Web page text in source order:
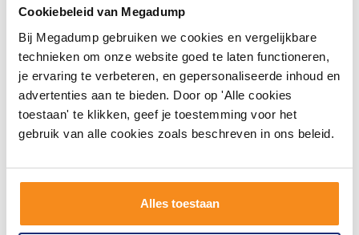
Cookiebeleid van Megadump
Bij Megadump gebruiken we cookies en vergelijkbare
technieken om onze website goed te laten functioneren,
je ervaring te verbeteren, en gepersonaliseerde inhoud en
advertenties aan te bieden. Door op 'Alle cookies
toestaan' te klikken, geef je toestemming voor het
gebruik van alle cookies zoals beschreven in ons beleid.
Alles toestaan
#mijndroombadkamer
Wij geloven in de kracht van delen. Deel jouw
en tag @megadumpnl. Samen bouwen we een